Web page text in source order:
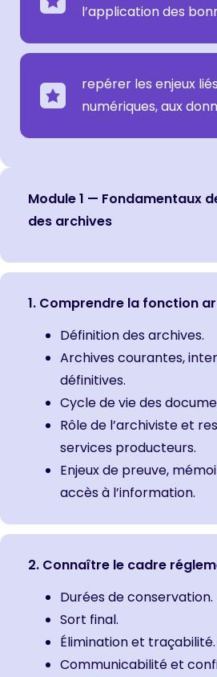
l’application des
repérer les enjeux
numériques, aux
Module 1 — Fondamentaux
des archives
1. Comprendre la fonction
Définition des archives.
Archives courantes,
définitives.
Cycle de vie des
Rôle de l’archiviste et
services producteurs.
Enjeux de preuve,
accès à l’information.
2. Connaître le cadre
Durées de conservation.
Sort final.
Élimination et traçabilité.
Communicabilité et